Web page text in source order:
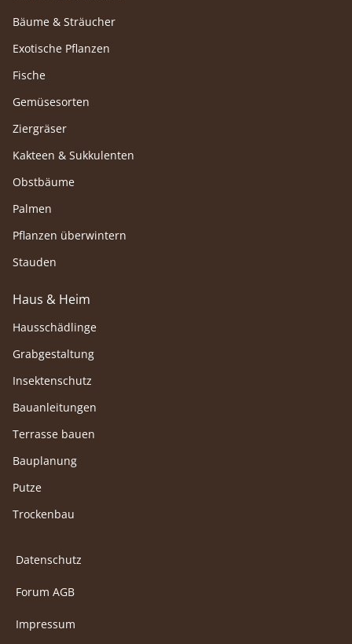
Bäume & Sträucher
Exotische Pflanzen
Fische
Gemüsesorten
Ziergräser
Kakteen & Sukkulenten
Obstbäume
Palmen
Pflanzen überwintern
Stauden
Haus & Heim
Hausschädlinge
Grabgestaltung
Insektenschutz
Bauanleitungen
Terrasse bauen
Bauplanung
Putze
Trockenbau
Datenschutz
Forum AGB
Impressum